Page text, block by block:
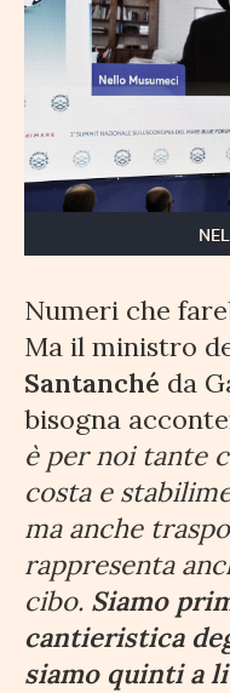
Numeri che
Ma il ministro
Santanché da
bisogna
è per noi tante
costa e
ma anche
rappresenta
cibo. Siamo
cantieristica
siamo quinti a